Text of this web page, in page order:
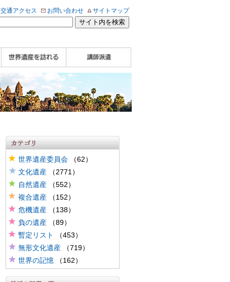
交通アクセス お問い合わせ サイトマップ
WHA認定講師について
WHA認定講師 紹介
動画
WHA認定講師 紹介
記事（会報誌）
自治体・民間団体関
係者の方へ
企業関係者の方へ
学校・教育関係者の
方へ
世界遺産委員会（62）
文化遺産（2771）
自然遺産（552）
複合遺産（152）
危機遺産（138）
負の遺産（89）
暫定リスト
（453）
無形文化遺産（719）
世界の記憶（162）